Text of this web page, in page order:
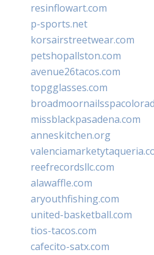
resinflowart.com
p-sports.net
korsairstreetwear.com
petshopallston.com
avenue26tacos.com
topgglasses.com
missblackpasadena.com
anneskitchen.org
reefrecordsllc.com
alawaffle.com
aryouthfishing.com
united-basketball.com
tios-tacos.com
cafecito-satx.com